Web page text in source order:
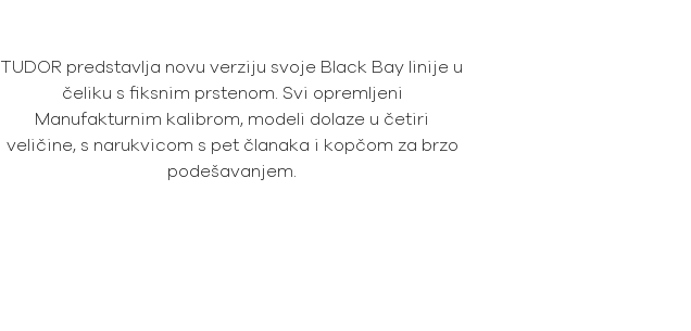
TUDOR predstavlja novu verziju svoje Black Bay linije u
čeliku s fiksnim prstenom. Svi opremljeni
Manufakturnim kalibrom, modeli dolaze u četiri
veličine, s narukvicom s pet članaka i kopčom za brzo
podešavanjem.